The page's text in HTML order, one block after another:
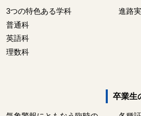
3つの特色ある学科
普通科
英語科
理数科
進路
卒業生